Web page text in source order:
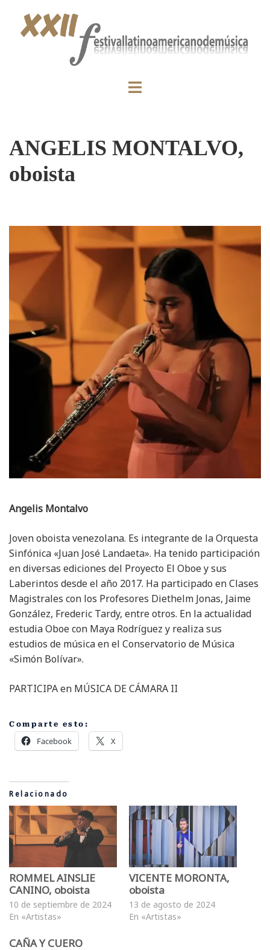
ANGELIS MONTALVO,
oboista
Angelis Montalvo
Joven oboista venezolana. Es integrante de la Orquesta
Sinfónica «Juan José Landaeta». Ha tenido participación
en diversas ediciones del Proyecto El Oboe y sus
Laberintos desde el año 2017. Ha participado en Clases
Magistrales con los Profesores Diethelm Jonas, Jaime
González, Frederic Tardy, entre otros. En la actualidad
estudia Oboe con Maya Rodríguez y realiza sus
estudios de música en el Conservatorio de Música
«Simón Bolívar».
PARTICIPA en MÚSICA DE CÁMARA II
Comparte esto:
Facebook X
Relacionado
ROMMEL AINSLIE
CANINO, oboista
10 de septiembre de 2024
En «Artistas»
VICENTE MORONTA,
oboista
13 de agosto de 2024
En «Artistas»
CAÑA Y CUERO